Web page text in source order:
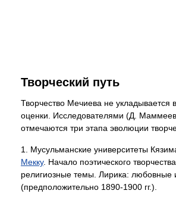
Творческий путь
Творчество Мечиева не укладывается
оценки. Исследователями (Д.
отмечаются три этапа эволюции
1. Мусульманские университеты
Мекку. Начало поэтического
религиозные темы. Лирика: любовные
(предположительно 1890-1900 гг.).